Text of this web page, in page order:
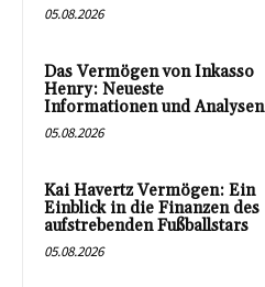
05.08.2026
Das Vermögen von Inkasso
Henry: Neueste
Informationen und Analysen
05.08.2026
Kai Havertz Vermögen: Ein
Einblick in die Finanzen des
aufstrebenden Fußballstars
05.08.2026